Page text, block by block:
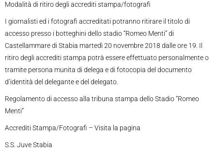
Modalità di ritiro degli accrediti stampa/fotografi
I giornalisti ed i fotografi accreditati potranno ritirare il titolo di
accesso presso i botteghini dello stadio “Romeo Menti” di
Castellammare di Stabia martedì 20 novembre 2018 dalle ore 19. Il
ritiro degli accrediti stampa potrà essere effettuato personalmente o
tramite persona munita di delega e di fotocopia del documento
d’identità del delegante e del delegato.
Regolamento di accesso alla tribuna stampa dello Stadio “Romeo
Menti”
Accrediti Stampa/Fotografi – Visita la pagina
S.S. Juve Stabia